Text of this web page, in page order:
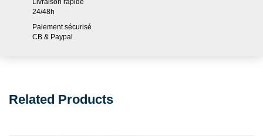
Livraison rapide
24/48h
Paiement sécurisé
CB & Paypal
Related Products